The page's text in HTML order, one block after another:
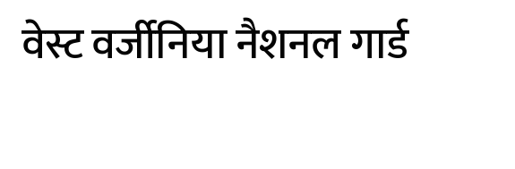
वेस्ट वर्जीनिया नैशनल गार्ड